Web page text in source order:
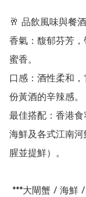
🥂 品飲風味與餐
香氣：馥郁芬芳
蜜香。
口感：酒性柔和
份黃酒的辛辣感。
最佳搭配：香港食
海鮮及各式江南
腥並提鮮）。
***大閘蟹 / 海鮮